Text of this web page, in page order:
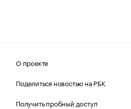
О проекте
Поделиться новостью на РБК
Получить пробный доступ